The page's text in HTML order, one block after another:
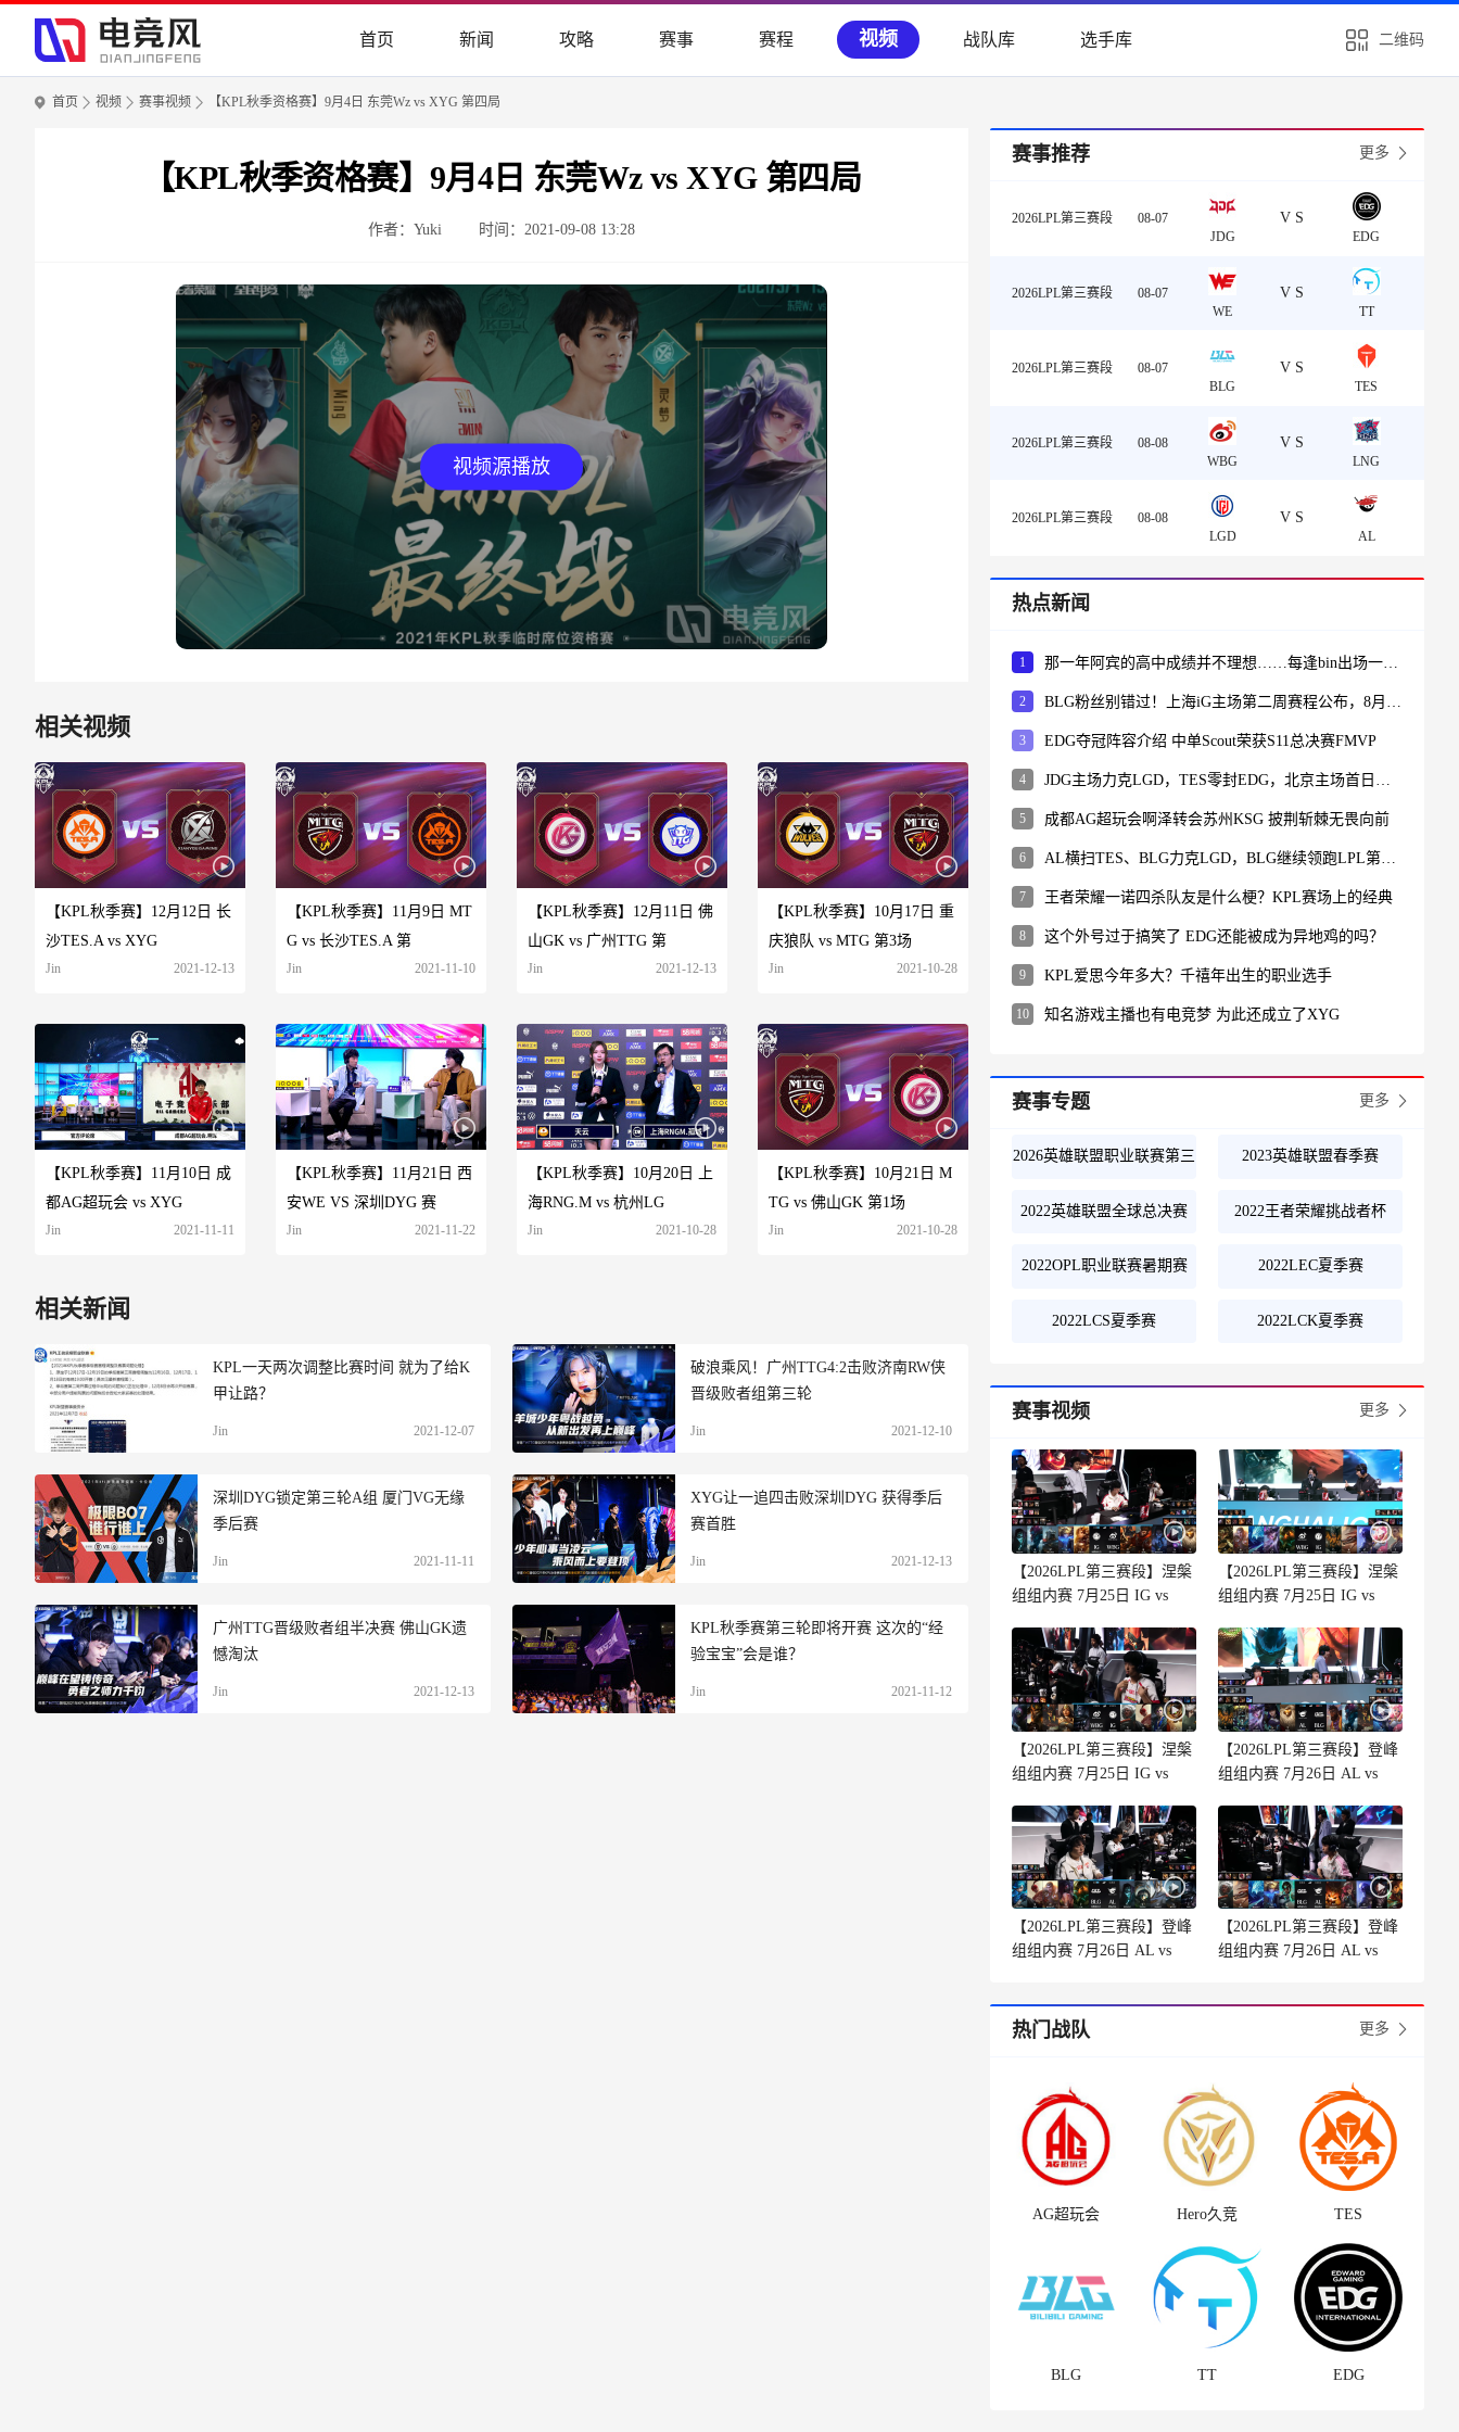
首页 新闻 攻略 赛事 赛程 视频 战队库 选手库 二维码
首页 视频 赛事视频 【KPL秋季资格赛】9月4日 东莞Wz vs XYG 第四局
赛事推荐 更多
2026LPL第三赛段
08-07
JDG
VS
EDG
2026LPL第三赛段
08-07
WE
VS
TT
2026LPL第三赛段
08-07
BLG
VS
TES
2026LPL第三赛段
08-08
WBG
VS
LNG
2026LPL第三赛段
08-08
LGD
VS
AL
热点新闻
1 那一年阿宾的高中成绩并不理想……每逢bin出场一定会有这个弹幕！
2 BLG粉丝别错过！上海iG主场第二周赛程公布，8月1日迎来JDG焦点战
3 EDG夺冠阵容介绍 中单Scout荣获S11总决赛FMVP
4 JDG主场力克LGD，TES零封EDG，北京主场首日赛果与次日赛程一览
5 成都AG超玩会啊泽转会苏州KSG 披荆斩棘无畏向前
6 AL横扫TES、BLG力克LGD，BLG继续领跑LPL第三赛段登峰组积分榜
7 王者荣耀一诺四杀队友是什么梗？KPL赛场上的经典
8 这个外号过于搞笑了 EDG还能被成为异地鸡的吗？
9 KPL爱思今年多大？千禧年出生的职业选手
10 知名游戏主播也有电竞梦 为此还成立了XYG
赛事专题 更多
2026英雄联盟职业联赛第三
赛段
2023英雄联盟春季赛
2022英雄联盟全球总决赛 2022王者荣耀挑战者杯
2022OPL职业联赛暑期赛 2022LEC夏季赛
2022LCS夏季赛 2022LCK夏季赛
赛事视频 更多
【2026LPL第三赛段】涅槃
组组内赛 7月25日 IG vs
【2026LPL第三赛段】涅槃
组组内赛 7月25日 IG vs
【2026LPL第三赛段】涅槃
组组内赛 7月25日 IG vs
【2026LPL第三赛段】登峰
组组内赛 7月26日 AL vs
【2026LPL第三赛段】登峰
组组内赛 7月26日 AL vs
【2026LPL第三赛段】登峰
组组内赛 7月26日 AL vs
热门战队 更多
AG超玩会 Hero久竞 TES
BLG TT EDG
【KPL秋季资格赛】9月4日 东莞Wz vs XYG 第四局
作者：Yuki 时间：2021-09-08 13:28
视频源播放
相关视频
【KPL秋季赛】12月12日 长
沙TES.A vs XYG
Jin 2021-12-13
【KPL秋季赛】11月9日 MT
G vs 长沙TES.A 第
Jin 2021-11-10
【KPL秋季赛】12月11日 佛
山GK vs 广州TTG 第
Jin 2021-12-13
【KPL秋季赛】10月17日 重
庆狼队 vs MTG 第3场
Jin 2021-10-28
【KPL秋季赛】11月10日 成
都AG超玩会 vs XYG
Jin 2021-11-11
【KPL秋季赛】11月21日 西
安WE VS 深圳DYG 赛
Jin 2021-11-22
【KPL秋季赛】10月20日 上
海RNG.M vs 杭州LG
Jin 2021-10-28
【KPL秋季赛】10月21日 M
TG vs 佛山GK 第1场
Jin 2021-10-28
相关新闻
KPL一天两次调整比赛时间 就为了给K
甲让路？
Jin 2021-12-07
破浪乘风！广州TTG4:2击败济南RW侠
晋级败者组第三轮
Jin 2021-12-10
深圳DYG锁定第三轮A组 厦门VG无缘
季后赛
Jin 2021-11-11
XYG让一追四击败深圳DYG 获得季后
赛首胜
Jin 2021-12-13
广州TTG晋级败者组半决赛 佛山GK遗
憾淘汰
Jin 2021-12-13
KPL秋季赛第三轮即将开赛 这次的“经
验宝宝”会是谁？
Jin 2021-11-12